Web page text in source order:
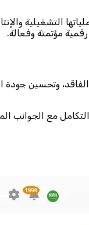
التشغيلية
رقمية مؤتمتة وفعالة.
وتحسين